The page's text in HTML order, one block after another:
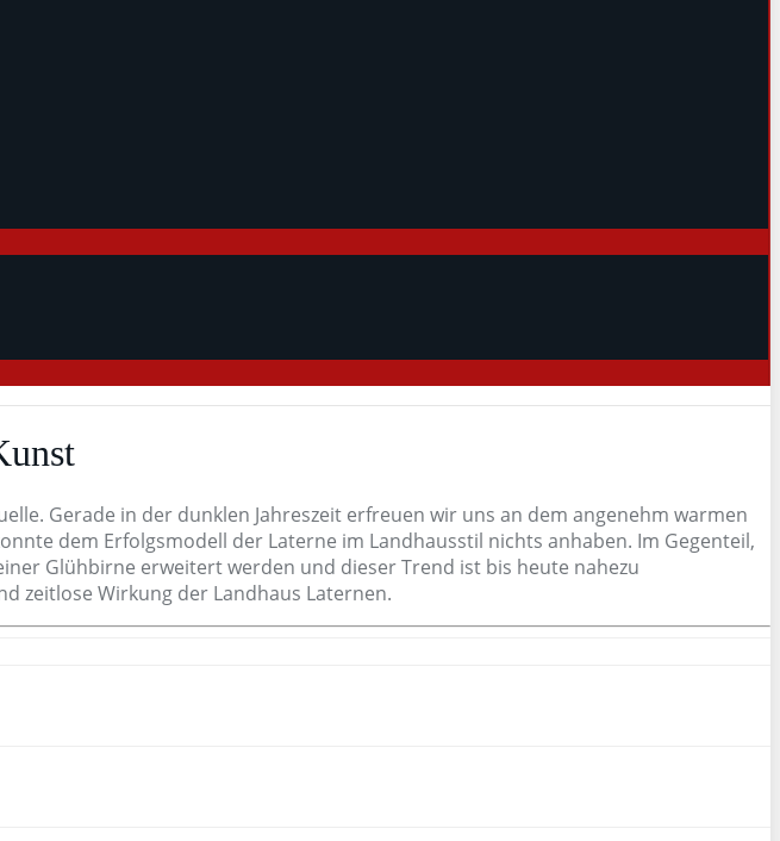
Gerade in der dunklen Jahreszeit erfreuen wir uns an dem angenehm warmen
dem Erfolgsmodell der Laterne im Landhausstil nichts anhaben. Im Gegenteil,
Glühbirne erweitert werden und dieser Trend ist bis heute nahezu
zeitlose Wirkung der Landhaus Laternen.